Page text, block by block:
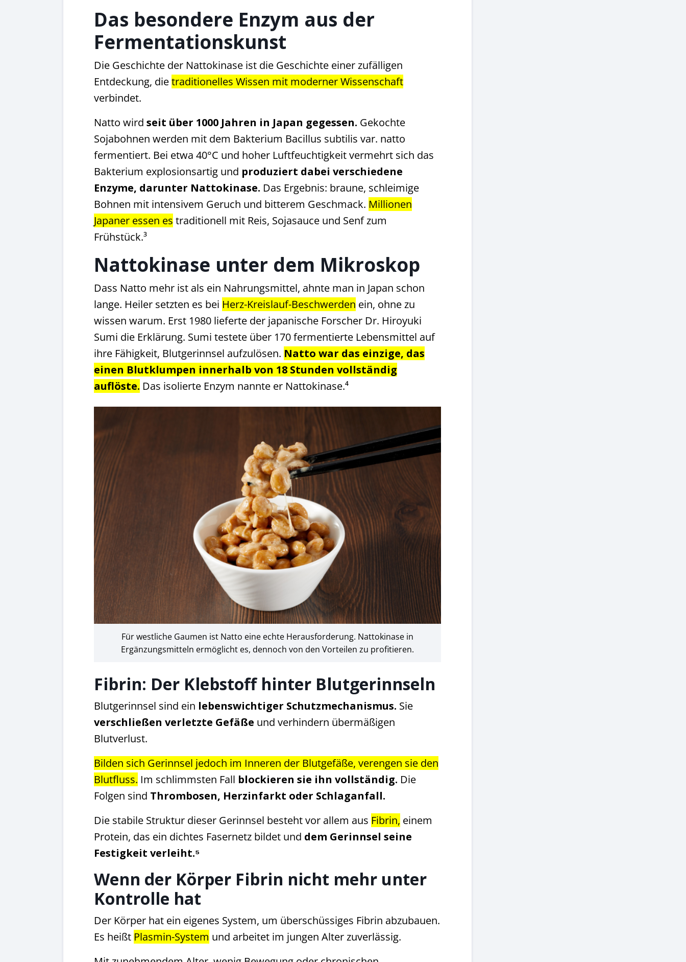
Das besondere Enzym aus der
Fermentationskunst
Die Geschichte der Nattokinase ist die Geschichte einer zufälligen
Entdeckung, dietraditionelles Wissen mit moderner Wissenschaft
verbindet.
Natto wird seit über 1000 Jahren in Japan gegessen. Gekochte
Sojabohnen werden mit dem Bakterium Bacillus subtilis var. natto
fermentiert. Bei etwa 40°C und hoher Luftfeuchtigkeit vermehrt sich das
Bakterium explosionsartig und produziert dabei verschiedene
Enzyme, darunter Nattokinase. Das Ergebnis: braune, schleimige
Bohnen mit intensivem Geruch und bitterem Geschmack. Millionen
Japaner essen es traditionell mit Reis, Sojasauce und Senf zum
Frühstück.³
Nattokinase unter dem Mikroskop
Dass Natto mehr ist als ein Nahrungsmittel, ahnte man in Japan schon
lange. Heiler setzten es bei Herz-Kreislauf-Beschwerden ein, ohne zu
wissen warum. Erst 1980 lieferte der japanische Forscher Dr. Hiroyuki
Sumi die Erklärung. Sumi testete über 170 fermentierte Lebensmittel auf
ihre Fähigkeit, Blutgerinnsel aufzulösen. Natto war das einzige, das
einen Blutklumpen innerhalb von 18 Stunden vollständig
auflöste. Das isolierte Enzym nannte er Nattokinase.⁴
Für westliche Gaumen ist Natto eine echte Herausforderung. Nattokinase in
Ergänzungsmitteln ermöglicht es, dennoch von den Vorteilen zu profitieren.
Fibrin: Der Klebstoff hinter Blutgerinnseln
Blutgerinnsel sind ein lebenswichtiger Schutzmechanismus. Sie
verschließen verletzte Gefäße und verhindern übermäßigen
Blutverlust.
Bilden sich Gerinnsel jedoch im Inneren der Blutgefäße, verengen sie den
Blutfluss. Im schlimmsten Fall blockieren sie ihn vollständig. Die
Folgen sind Thrombosen, Herzinfarkt oder Schlaganfall.
Die stabile Struktur dieser Gerinnsel besteht vor allem aus Fibrin, einem
Protein, das ein dichtes Fasernetz bildet und dem Gerinnsel seine
Festigkeit verleiht.⁵
Wenn der Körper Fibrin nicht mehr unter
Kontrolle hat
Der Körper hat ein eigenes System, um überschüssiges Fibrin abzubauen.
Es heißt Plasmin-System und arbeitet im jungen Alter zuverlässig.